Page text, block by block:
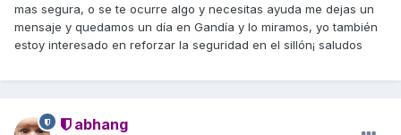
mas segura, o se te ocurre algo y necesitas ayuda me dejas un
mensaje y quedamos un día en Gandía y lo miramos, yo también
estoy interesado en reforzar la seguridad en el sillón¡ saludos
abhang